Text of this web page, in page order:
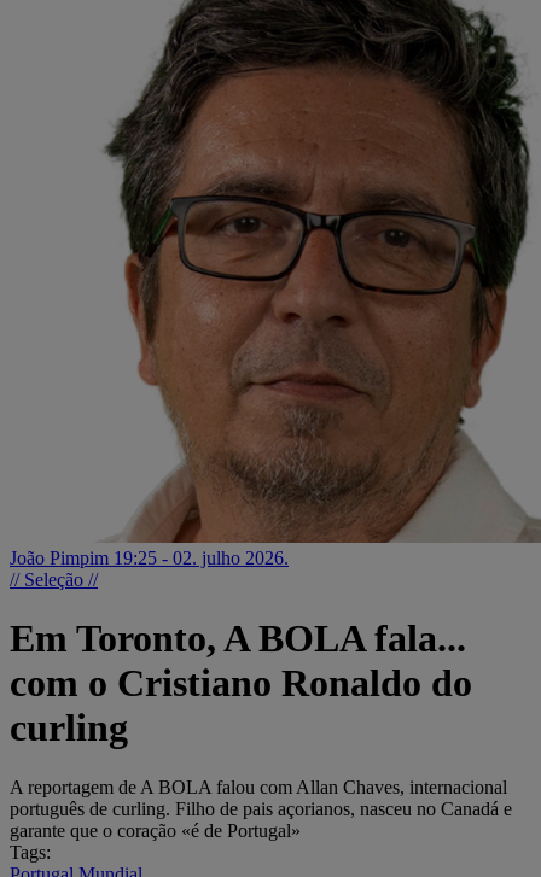
João Pimpim 19:25 - 02. julho 2026.
// Seleção //
Em Toronto, A BOLA fala...
com o Cristiano Ronaldo do
curling
A reportagem de A BOLA falou com Allan Chaves, internacional
português de curling. Filho de pais açorianos, nasceu no Canadá e
garante que o coração «é de Portugal»
Tags: